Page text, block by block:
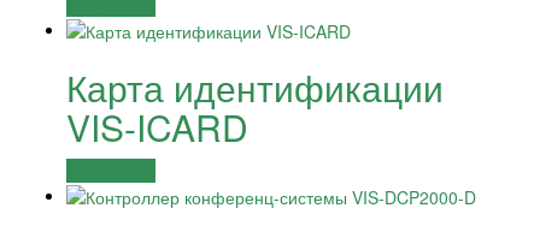
Карта идентификации
VIS-ICARD